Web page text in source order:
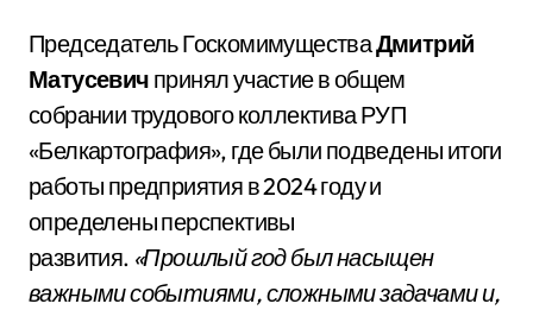
Председатель ГоскомимуществаДмитрий
Матусевич принял участие в общем
собрании трудового коллектива РУП
«Белкартография», где были подведены итоги
работы предприятия в 2024 году и
определены перспективы
развития. «Прошлый год был насыщен
важными событиями, сложными задачами и,